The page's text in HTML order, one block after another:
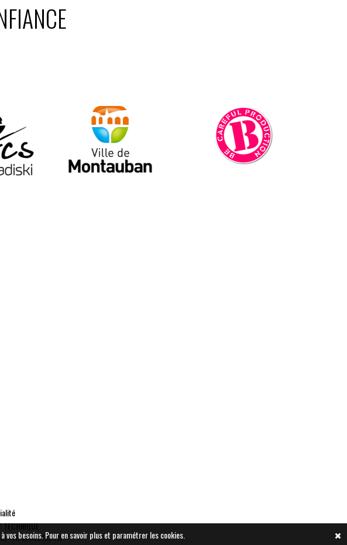
TECHNIQUE
: FR 61 489 153 718
vos besoins. Pour en savoir plus et paramétrer les cookies.